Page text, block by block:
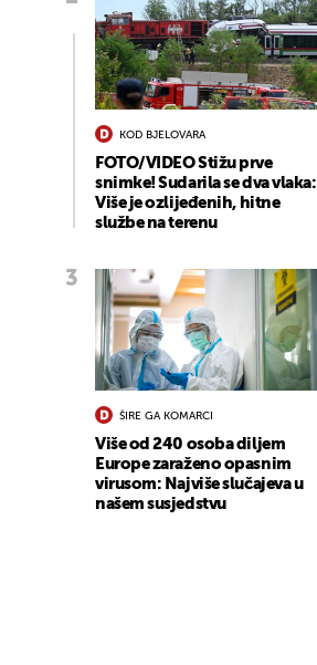
KOD BJELOVARA
FOTO/VIDEO Stižu prve
snimke! Sudarila se dva vlaka:
Više je ozlijeđenih, hitne
službe na terenu
ŠIRE GA KOMARCI
Više od 240 osoba diljem
Europe zaraženo opasnim
virusom: Najviše slučajeva u
našem susjedstvu